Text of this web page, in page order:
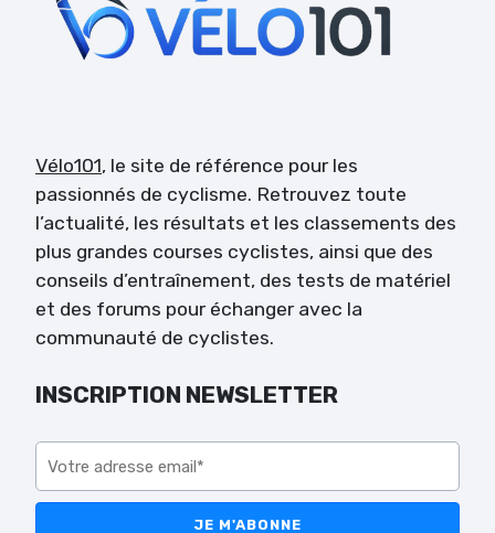
Vélo101, le site de référence pour les
passionnés de cyclisme. Retrouvez toute
l’actualité, les résultats et les classements des
plus grandes courses cyclistes, ainsi que des
conseils d’entraînement, des tests de matériel
et des forums pour échanger avec la
communauté de cyclistes.
INSCRIPTION NEWSLETTER